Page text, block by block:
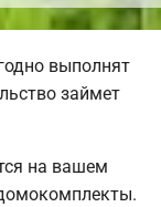
выполнят
займет
на вашем